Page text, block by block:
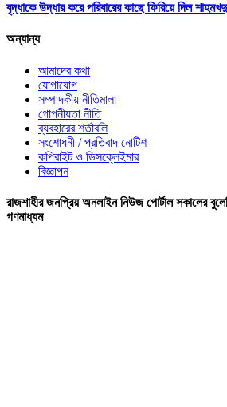
বৃদ্ধাকে উদ্ধার করে পরিবারের কাছে ফিরিয়ে দিল
অন্যান্য
আমাদের কথা
যোগাযোগ
সম্পাদকীয় নীতিমালা
গোপনীয়তা নীতি
ব্যবহারের শর্তাবলি
সংশোধনী / প্রতিবাদ নোটিশ
কপিরাইট ও ডিসক্লেইমার
বিজ্ঞাপন
রাজশাহীর জনপ্রিয় অনলাইন নিউজ পোর্টাল সকালের
গণমাধ্যম